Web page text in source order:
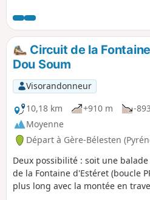
gravir prochainement. Cette
A/R en 5 h 30 voire 6 h 30 avec
Circuit de la
Dou Soum
Visorandonneur
10,18 km
+910 m -
Moyenne
Départ à Gère-Bélesten
Deux possibilité : soit une
de la Fontaine d'Estéret (boucle
plus long avec la montée en